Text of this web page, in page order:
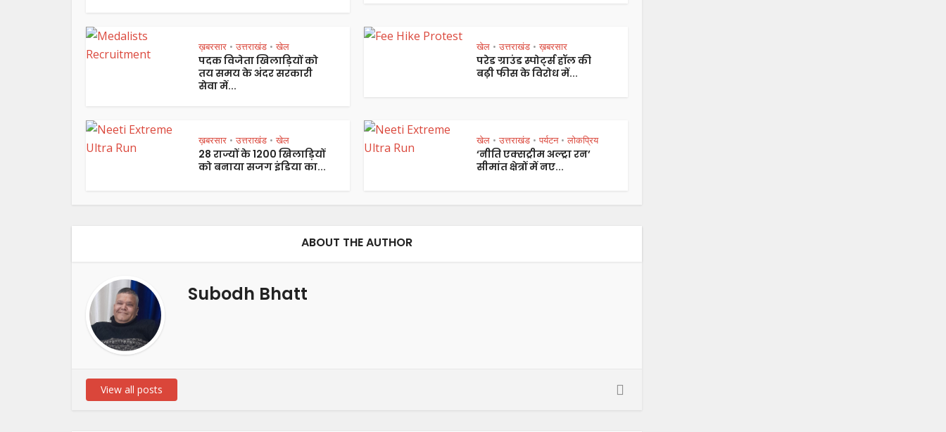
ख़बरसार • उत्तराखंड • खेल
पदक विजेता खिलाड़ियों को
तय समय के अंदर सरकारी
सेवा में...
खेल • उत्तराखंड • ख़बरसार
परेड ग्राउंड स्पोर्ट्स हॉल की
बढ़ी फीस के विरोध में...
ख़बरसार • उत्तराखंड • खेल
28 राज्यों के 1200 खिलाड़ियों
को बनाया सजग इंडिया का...
खेल • उत्तराखंड • पर्यटन • लोकप्रिय
‘नीति एक्सट्रीम अल्ट्रा रन’
सीमांत क्षेत्रों में नए...
ABOUT THE AUTHOR
Subodh Bhatt
View all posts